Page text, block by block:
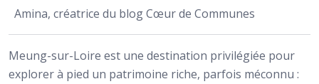
Amina, créatrice du blog Cœur de Communes
Meung-sur-Loire est une destination privilégiée pour
explorer à pied un patrimoine riche, parfois méconnu :